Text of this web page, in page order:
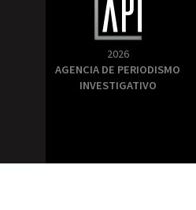
2026
AGENCIA DE PERIODISMO
INVESTIGATIVO